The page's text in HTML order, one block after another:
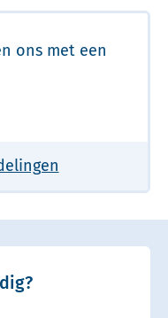
ons met een